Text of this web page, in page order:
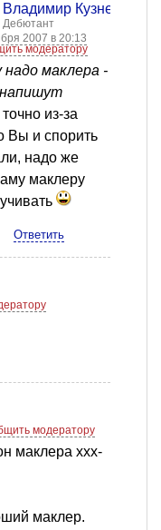
Владимир Кузнецов
Дебютант
2007 в 20:13
модератору
надо маклера -
из-за
Вы и спорить
надо же
маклеру
Ответить
модератору
маклера ххх-
маклер.